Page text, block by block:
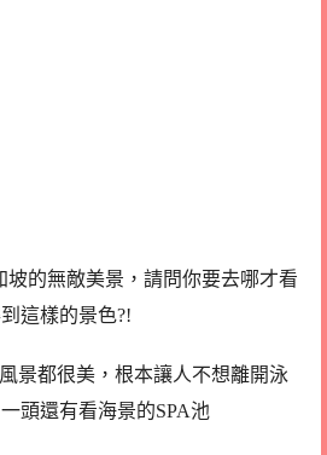
坡的無敵美景，請問你要去哪才看
這樣的景色?!
景都很美，根本讓人不想離開泳
頭還有看海景的SPA池